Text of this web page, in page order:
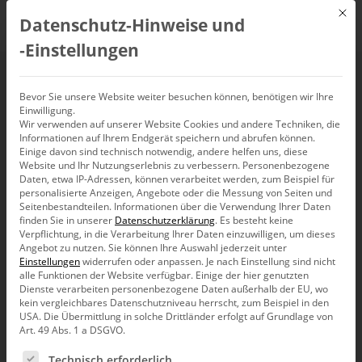
Webinar: Planung mit
DeltaMaster
19. August 2021, 10:00 –11:00Uhr
Mit
Datenschutz-Hinweise und
‑Einstellungen
Bevor Sie unsere Website weiter besuchen können, benötigen wir Ihre
Einwilligung.
Wir verwenden auf unserer Website Cookies und andere Techniken, die
Informationen auf Ihrem Endgerät speichern und abrufen können.
Einige davon sind technisch notwendig, andere helfen uns, diese
Website und Ihr Nutzungserlebnis zu verbessern. Personenbezogene
Daten, etwa IP-Adressen, können verarbeitet werden, zum Beispiel für
personalisierte Anzeigen, Angebote oder die Messung von Seiten und
Seitenbestandteilen. Informationen über die Verwendung Ihrer Daten
finden Sie in unserer Datenschutzerklärung. Es besteht keine
Verpflichtung, in die Verarbeitung Ihrer Daten einzuwilligen, um dieses
Angebot zu nutzen.Sie können Ihre Auswahl jederzeit unter
Einstellungenwiderrufen oder anpassen. Je nach Einstellung sind nicht
alle Funktionen der Website verfügbar. Einige der hier genutzten
Dienste verarbeiten personenbezogene Daten außerhalb der EU, wo
kein vergleichbares Datenschutzniveau herrscht, zum Beispiel in den
USA. Die Übermittlung in solche Drittländer erfolgt auf Grundlage von
Art. 49 Abs. 1 a DSGVO.
Es folgt eine Liste der Service-Gruppen, für die eine